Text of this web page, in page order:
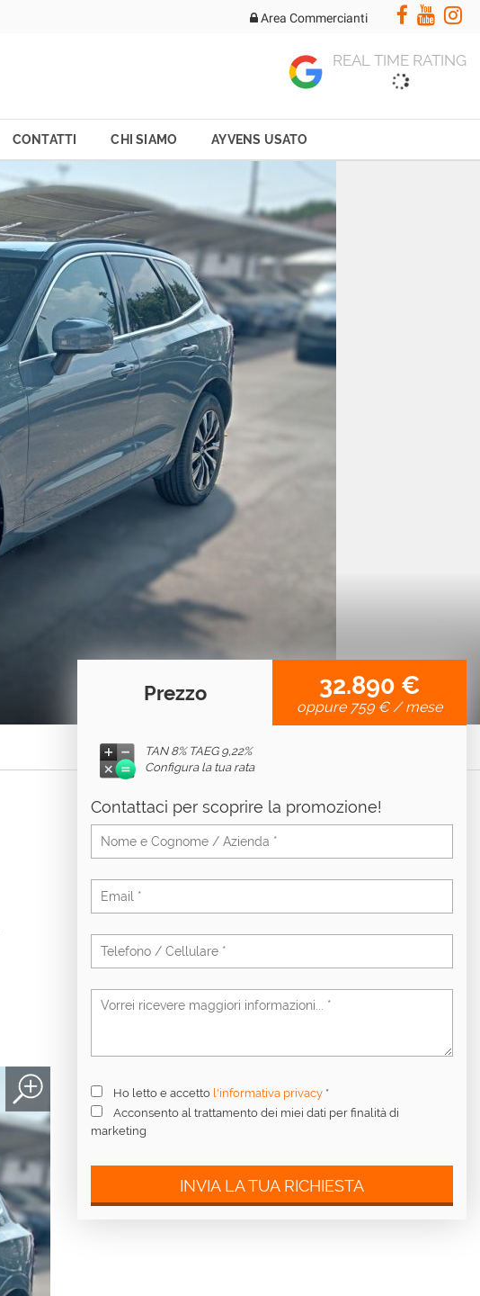
Area Commercianti
REAL TIME RATING
CONTATTI CHI SIAMO AYVENS USATO
Prezzo 32.890 €
oppure 759 €/ mese
TAN 8% TAEG 9,22%
Configura la tua rata
Contattaci per scoprire la promozione!
Ho letto e accetto l'informativa privacy *
Acconsento al trattamento dei miei dati per finalità di
marketing
INVIA LA TUA RICHIESTA